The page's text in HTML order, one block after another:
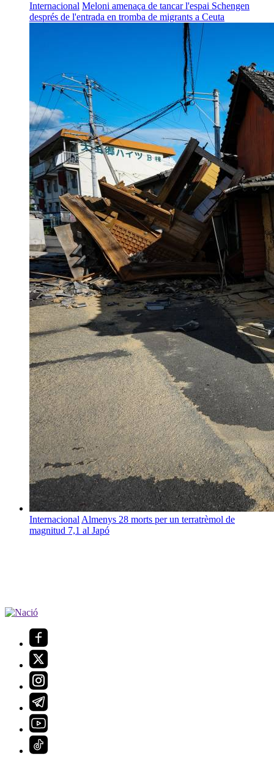
Internacional Meloni amenaça de tancar l'espai Schengen
després de l'entrada en tromba de migrants a Ceuta
InternacionalAlmenys 28 morts per un terratrèmol de
magnitud 7,1 al Japó